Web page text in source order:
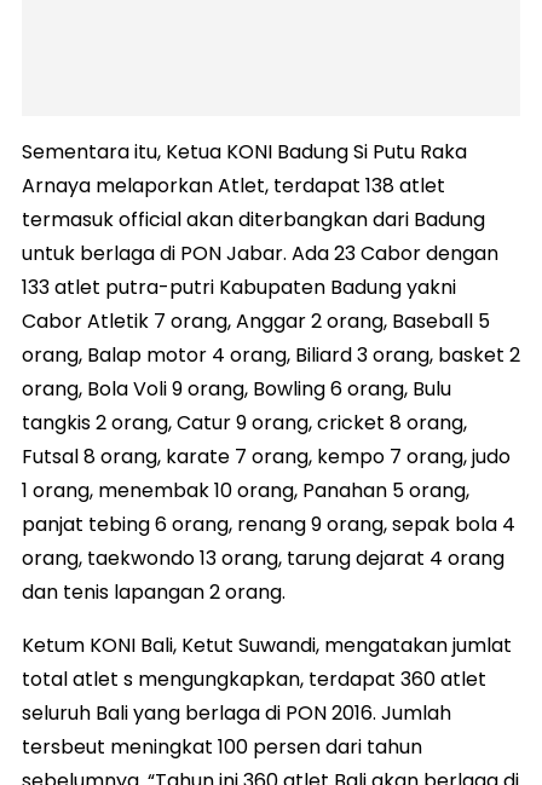
Sementara itu, Ketua KONI Badung Si Putu Raka
Arnaya melaporkan Atlet, terdapat 138 atlet
termasuk official akan diterbangkan dari Badung
untuk berlaga di PON Jabar. Ada 23 Cabor dengan
133 atlet putra-putri Kabupaten Badung yakni
Cabor Atletik 7 orang, Anggar 2 orang, Baseball 5
orang, Balap motor 4 orang, Biliard 3 orang, basket 2
orang, Bola Voli 9 orang, Bowling 6 orang, Bulu
tangkis 2 orang, Catur 9 orang, cricket 8 orang,
Futsal 8 orang, karate 7 orang, kempo 7 orang, judo
1 orang, menembak 10 orang, Panahan 5 orang,
panjat tebing 6 orang, renang 9 orang, sepak bola 4
orang, taekwondo 13 orang, tarung dejarat 4 orang
dan tenis lapangan 2 orang.
Ketum KONI Bali, Ketut Suwandi, mengatakan jumlat
total atlet s mengungkapkan, terdapat 360 atlet
seluruh Bali yang berlaga di PON 2016. Jumlah
tersbeut meningkat 100 persen dari tahun